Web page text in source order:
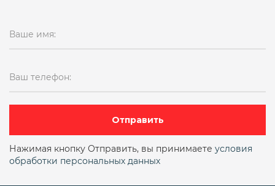
Ваше имя:
Ваш телефон:
Отправить
Нажимая кнопку Отправить, вы принимаете условия
обработки персональных данных